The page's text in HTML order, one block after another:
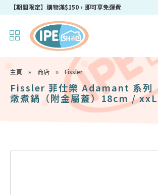
【期間限定】購物滿$150，即可享免運費
主頁 » 商店 » Fissler
Fissler 菲仕樂 Adamant 系列
燉煮鍋（附金屬蓋）18cm / xxL